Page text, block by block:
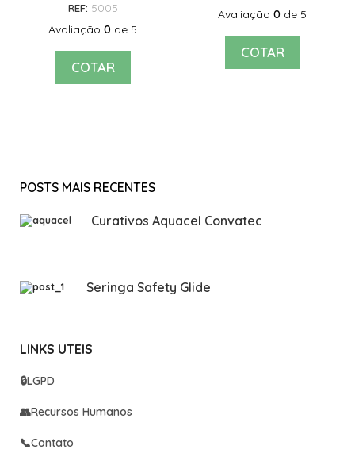
REF: 5005
Avaliação 0 de 5
COTAR
Avaliação 0 de 5
COTAR
POSTS MAIS RECENTES
Curativos Aquacel Convatec
Seringa Safety Glide
LINKS UTEIS
🔒LGPD
👥Recursos Humanos
📞Contato